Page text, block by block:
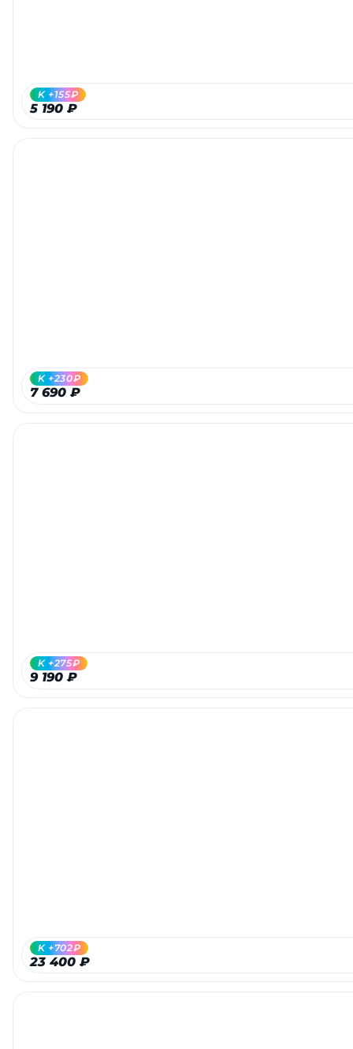
5 190 ₽
K +155₽
7 690 ₽
K +230₽
9 190 ₽
K +275₽
23 400 ₽
K +702₽